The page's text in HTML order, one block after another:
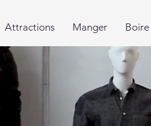
Attractions Manger Boire